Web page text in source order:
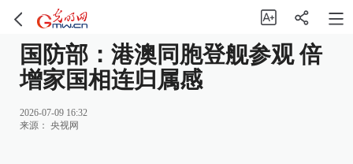
国防部：港澳同胞登舰参观 倍
增家国相连归属感
2026-07-09 16:32
来源： 央视网